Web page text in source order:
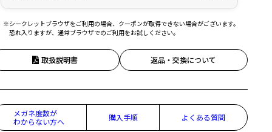
※シークレットブラウザをご利用の場合、クーポンが取得できない場合がございます。
恐れ入りますが、通常ブラウザでのご利用をお試しください。
取扱説明書 返品・交換について
メガネ度数が
わからない方へ
購入手順 よくある質問